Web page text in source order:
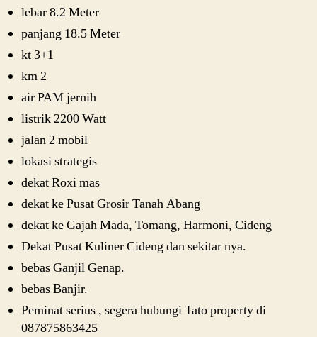
lebar 8.2 Meter
panjang 18.5 Meter
kt 3+1
km 2
air PAM jernih
listrik 2200 Watt
jalan 2 mobil
lokasi strategis
dekat Roxi mas
dekat ke Pusat Grosir Tanah Abang
dekat ke Gajah Mada, Tomang, Harmoni, Cideng
Dekat Pusat Kuliner Cideng dan sekitar nya.
bebas Ganjil Genap.
bebas Banjir.
Peminat serius , segera hubungi Tato property di
087875863425